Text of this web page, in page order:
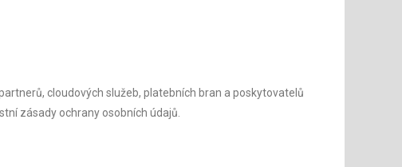
cloudových služeb, platebních bran a poskytovatelů
zásady ochrany osobních údajů.